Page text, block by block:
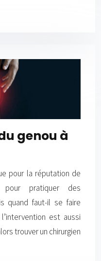
genou à
pour la réputation de
pour pratiquer des
quand faut-il se faire
est aussi
trouver un chirurgien